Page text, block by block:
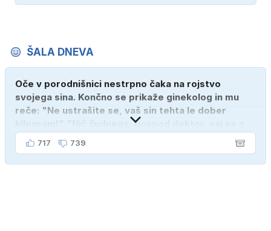
ŠALA DNEVA
Oče v porodnišnici nestrpno čaka na rojstvo
svojega sina. Končno se prikaže ginekolog in mu
reče: "Ne ustrašite se, vaš sin tehta le dober
kilogram!" "Nič čudnega, gospod doktor, saj se z
ženo poznava šele tri mesece."
717 739